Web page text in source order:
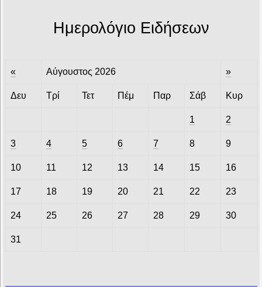
Ημερολόγιο Ειδήσεων
« Αύγουστος 2026 »
Δευ Τρί Τετ Πέμ Παρ Σάβ Κυρ
1 2
3 4 5 6 7 8 9
10 11 12 13 14 15 16
17 18 19 20 21 22 23
24 25 26 27 28 29 30
31